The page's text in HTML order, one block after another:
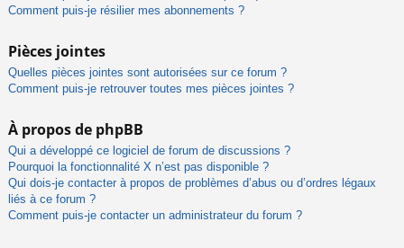
Comment puis-je résilier mes abonnements ?
Pièces jointes
Quelles pièces jointes sont autorisées sur ce forum ?
Comment puis-je retrouver toutes mes pièces jointes ?
À propos de phpBB
Qui a développé ce logiciel de forum de discussions ?
Pourquoi la fonctionnalité X n’est pas disponible ?
Qui dois-je contacter à propos de problèmes d’abus ou d’ordres légaux
liés à ce forum ?
Comment puis-je contacter un administrateur du forum ?